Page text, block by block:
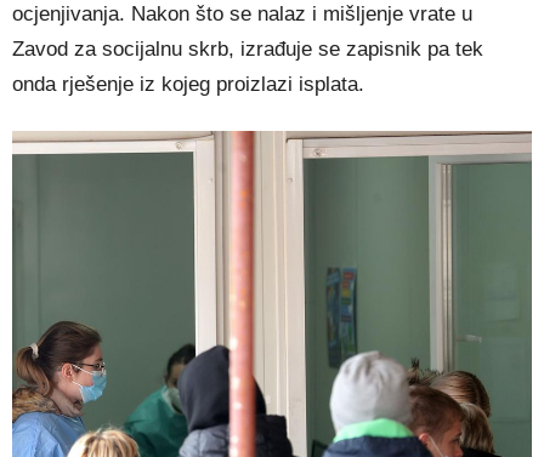
ocjenjivanja. Nakon što se nalaz i mišljenje vrate u
Zavod za socijalnu skrb, izrađuje se zapisnik pa tek
onda rješenje iz kojeg proizlazi isplata.